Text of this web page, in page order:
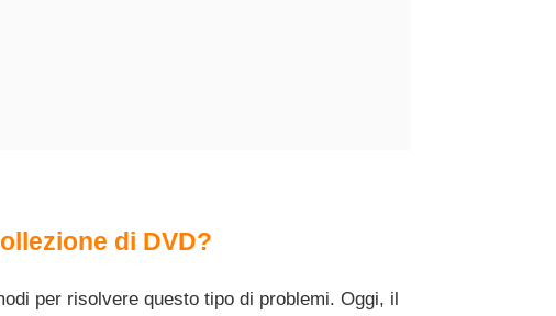
di DVD?
per risolvere questo tipo di problemi. Oggi, il